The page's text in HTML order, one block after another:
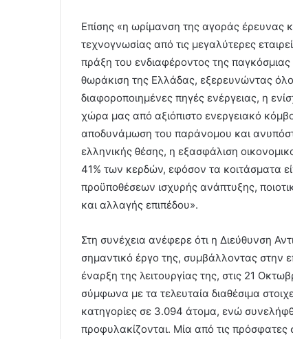
Επίσης «η ωρίμανση της αγοράς έρευνας
τεχνογνωσίας από τις μεγαλύτερες
πράξη του ενδιαφέροντος της
θωράκιση της Ελλάδας, εξερευνώντας
διαφοροποιημένες πηγές ενέργειας, η
χώρα μας από αξιόπιστο ενεργειακό
αποδυνάμωση του παράνομου και
ελληνικής θέσης, η εξασφάλιση
41% των κερδών, εφόσον τα κοιτάσματα
προϋποθέσεων ισχυρής ανάπτυξης,
και αλλαγής επιπέδου».
Στη συνέχεια ανέφερε ότι η Διεύθυνση
σημαντικό έργο της, συμβάλλοντας στην
έναρξη της λειτουργίας της, στις 21
σύμφωνα με τα τελευταία διαθέσιμα
κατηγορίες σε 3.094 άτομα, ενώ
προφυλακίζονται. Μία από τις πρόσφατες